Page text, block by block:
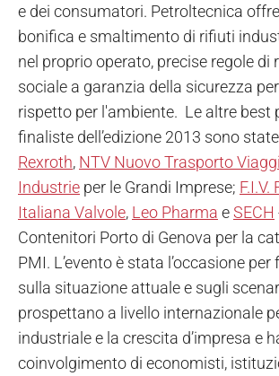
e dei consumatori. Petroltecnica
bonifica e smaltimento di rifiuti
nel proprio operato, precise regole di
sociale a garanzia della sicurezza
rispetto per l'ambiente. Le altre best
finaliste dell’edizione 2013 sono state
Rexroth, NTV Nuovo Trasporto
Industrie per le Grandi Imprese; F.I.V.
Italiana Valvole, Leo Pharma eSECH
Contenitori Porto di Genova per la
PMI. L’evento è stata l’occasione
sulla situazione attuale e sugli
prospettano a livello internazionale
industriale e la crescita d’impresa e
coinvolgimento di economisti,